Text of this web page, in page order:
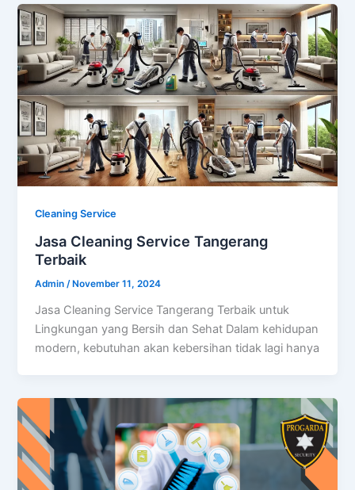
Cleaning Service
Jasa Cleaning Service Tangerang
Terbaik
Admin/November 11, 2024
Jasa Cleaning Service Tangerang Terbaik untuk
Lingkungan yang Bersih dan Sehat Dalam kehidupan
modern, kebutuhan akan kebersihan tidak lagi hanya